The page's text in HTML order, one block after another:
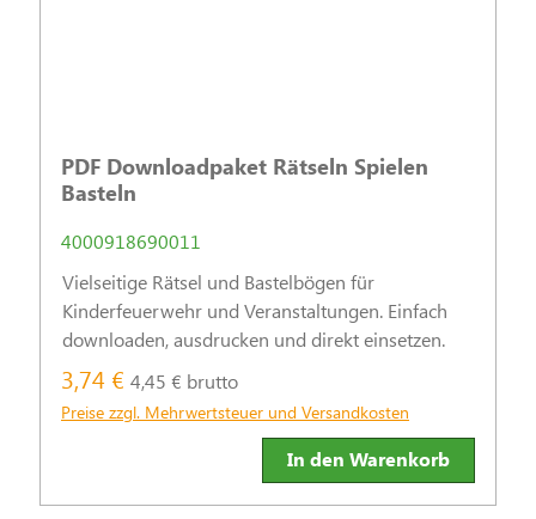
PDF Downloadpaket Rätseln Spielen
Basteln
4000918690011
Vielseitige Rätsel und Bastelbögen für
Kinderfeuerwehr und Veranstaltungen. Einfach
downloaden, ausdrucken und direkt einsetzen.
3,74 € 4,45 € brutto
Preise zzgl. Mehrwertsteuer und Versandkosten
In den Warenkorb